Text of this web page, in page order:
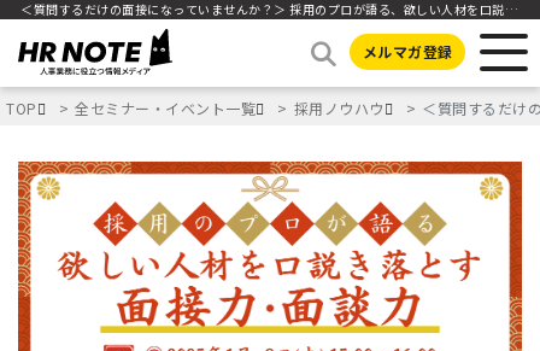
＜質問するだけの面接になっていませんか？＞ 採用のプロが語る、欲しい人材を口説き落とす面接力・面談力
メルマガ登録
TOP 全セミナー・イベント一覧 採用ノウハウ ＜質問するだけ